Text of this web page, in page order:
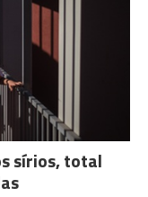
sírios, total